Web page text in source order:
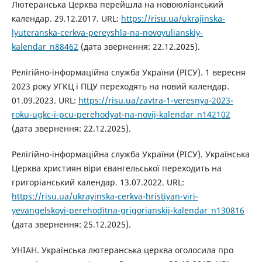
Лютеранська Церква перейшла на новоюліанський
календар. 29.12.2017. URL: https://risu.ua/ukrajinska-
lyuteranska-cerkva-pereyshla-na-novoyulianskiy-
kalendar_n88462 (дата звернення: 22.12.2025).
Релігійно-інформаційна служба України (РІСУ). 1 вересня
2023 року УГКЦ і ПЦУ переходять на новий календар.
01.09.2023. URL: https://risu.ua/zavtra-1-veresnya-2023-
roku-ugkc-i-pcu-perehodyat-na-novij-kalendar_n142102
(дата звернення: 22.12.2025).
Релігійно-інформаційна служба України (РІСУ). Українська
Церква християн віри євангельської переходить на
григоріанський календар. 13.07.2022. URL:
https://risu.ua/ukrayinska-cerkva-hristiyan-viri-
yevangelskoyi-perehoditna-grigorianskij-kalendar_n130816
(дата звернення: 25.12.2025).
УНІАН. Українська лютеранська церква оголосила про